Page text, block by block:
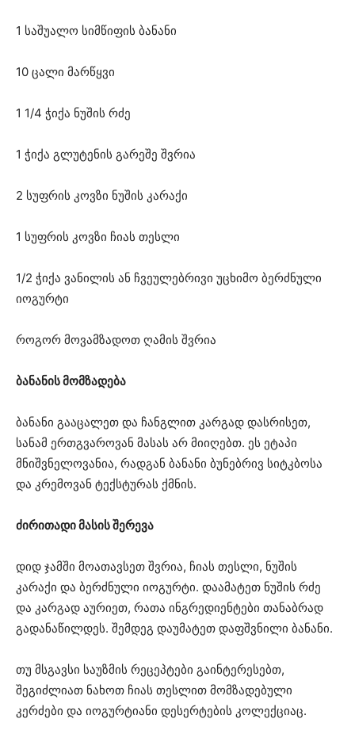
1 საშუალო სიმწიფის ბანანი
10 ცალი მარწყვი
1 1/4 ჭიქა ნუშის რძე
1 ჭიქა გლუტენის გარეშე შვრია
2 სუფრის კოვზი ნუშის კარაქი
1 სუფრის კოვზი ჩიას თესლი
1/2 ჭიქა ვანილის ან ჩვეულებრივი უცხიმო ბერძნული
იოგურტი
როგორ მოვამზადოთ ღამის შვრია
ბანანის მომზადება
ბანანი გააცალეთ და ჩანგლით კარგად დასრისეთ,
სანამ ერთგვაროვან მასას არ მიიღებთ. ეს ეტაპი
მნიშვნელოვანია, რადგან ბანანი ბუნებრივ სიტკბოსა
და კრემოვან ტექსტურას ქმნის.
ძირითადი მასის შერევა
დიდ ჯამში მოათავსეთ შვრია, ჩიას თესლი, ნუშის
კარაქი და ბერძნული იოგურტი. დაამატეთ ნუშის რძე
და კარგად აურიეთ, რათა ინგრედიენტები თანაბრად
გადანაწილდეს. შემდეგ დაუმატეთ დაფშვნილი ბანანი.
თუ მსგავსი საუზმის რეცეპტები გაინტერესებთ,
შეგიძლიათ ნახოთ ჩიას თესლით მომზადებული
კერძები და იოგურტიანი დესერტების კოლექციაც.